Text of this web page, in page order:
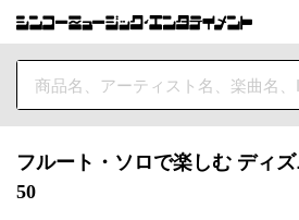
フルート・ソロで楽しむ ディ
50